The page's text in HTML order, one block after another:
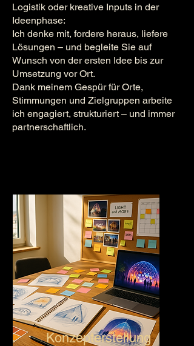
Logistik oder kreative Inputs in der
Ideenphase:
Ich denke mit, fordere heraus, liefere
Lösungen – und begleite Sie auf
Wunsch von der ersten Idee bis zur
Umsetzung vor Ort.
Dank meinem Gespür für Orte,
Stimmungen und Zielgruppen arbeite
ich engagiert, strukturiert – und immer
partnerschaftlich.
Konzepterstellung